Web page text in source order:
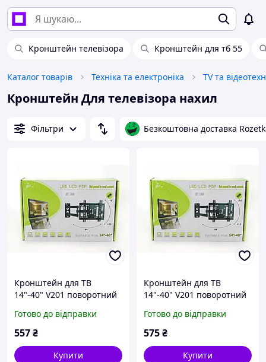
Кронштейн телевізора Кронштейн для тб 55
Каталог товарів Техніка та електроніка TV та
Кронштейн Для телевізора нахил
Фільтри Безкоштовна доставка
Кронштейн для ТВ
14"-40" V201 поворотний
телевізора, кріплення з
нахилом Топ продаж
Готово до відправки
557₴
Купити
Кронштейн для ТВ
14"-40" V201 поворотний
телевізора, кріплення з
нахилом YU227
Готово до відправки
575₴
Купити